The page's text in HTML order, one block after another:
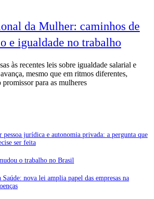
da Mulher: caminhos de
e igualdade no trabalho
às recentes leis sobre igualdade salarial e
mesmo que em ritmos diferentes,
para as mulheres
pessoa jurídica e autonomia privada: a pergunta que
ser feita
o trabalho no Brasil
nova lei amplia papel das empresas na